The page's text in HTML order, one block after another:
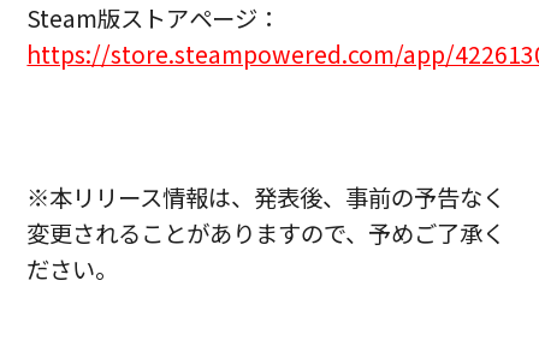
Steam版ストアページ：
https://store.steampowered.com/app/
※本リリース情報は、発表後、事前の予告なく
変更されることがありますので、予めご了承く
ださい。